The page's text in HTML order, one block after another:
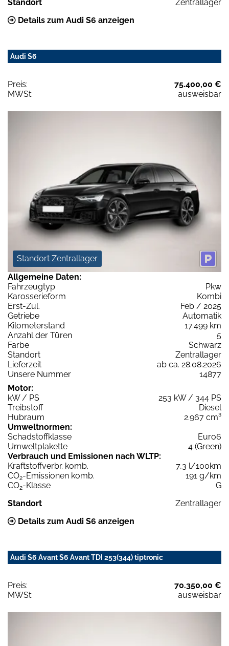
Standort
Zentrallager
Details zum Audi S6 anzeigen
Audi S6
Preis:
75.400,00 €
MWSt:
ausweisbar
Standort Zentrallager
Allgemeine Daten:
Fahrzeugtyp
Pkw
Karosserieform
Kombi
Erst-Zul.
Feb / 2025
Getriebe
Automatik
Kilometerstand
17.499 km
Anzahl der Türen
5
Farbe
Schwarz
Standort
Zentrallager
Lieferzeit
ab ca. 28.08.2026
Unsere Nummer
14877
Motor:
kW / PS
253 kW / 344 PS
Treibstoff
Diesel
Hubraum
2.967 cm³
Umweltnormen:
Schadstoffklasse
Euro6
Umweltplakette
4 (Green)
Verbrauch und Emissionen nach WLTP:
Kraftstoffverbr. komb.
7,3 l/100km
CO2-Emissionen komb.
191 g/km
CO2-Klasse
G
Standort
Zentrallager
Details zum Audi S6 anzeigen
Audi S6 Avant S6 Avant TDI 253(344) tiptronic
Preis:
70.350,00 €
MWSt:
ausweisbar